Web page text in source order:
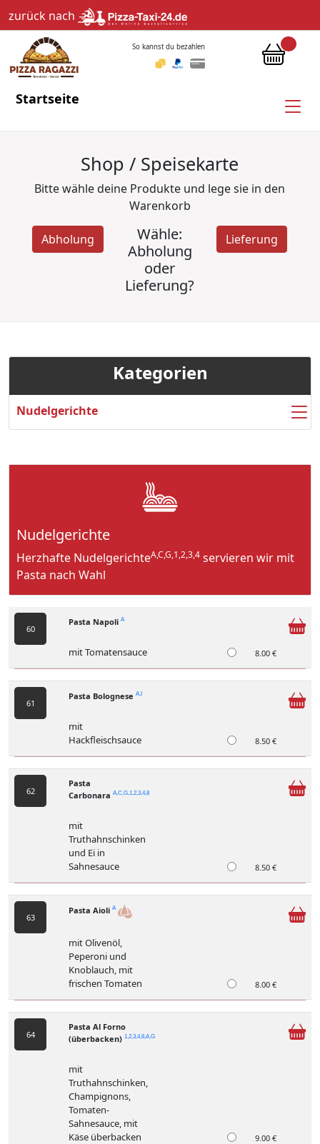
zurück nach
So kannst du bezahlen
Startseite
Shop / Speisekarte
Bitte wähle deine Produkte und lege sie in den
Warenkorb
Abholung
Wähle:
Abholung
oder
Lieferung?
Lieferung
Kategorien
Nudelgerichte
Nudelgerichte
Herzhafte NudelgerichteA,C,G,1,2,3,4 servieren wir mit
Pasta nach Wahl
60
Pasta Napoli A
mit Tomatensauce 8.00 €
61
Pasta Bolognese A,I
mit
Hackfleischsauce
8.50 €
62
Pasta
Carbonara A,C,G,1,2,3,4,8
mit
Truthahnschinken
und Ei in
Sahnesauce
8.50 €
63
Pasta Aioli A
mit Olivenöl,
Peperoni und
Knoblauch, mit
frischen Tomaten
8.00 €
64
Pasta Al Forno
(überbacken) 1,2,3,4,8,A,G
mit
Truthahnschinken,
Champignons,
Tomaten-
Sahnesauce, mit
Käse überbacken
9.00 €